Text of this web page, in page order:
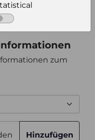
zum
Hinzufügen